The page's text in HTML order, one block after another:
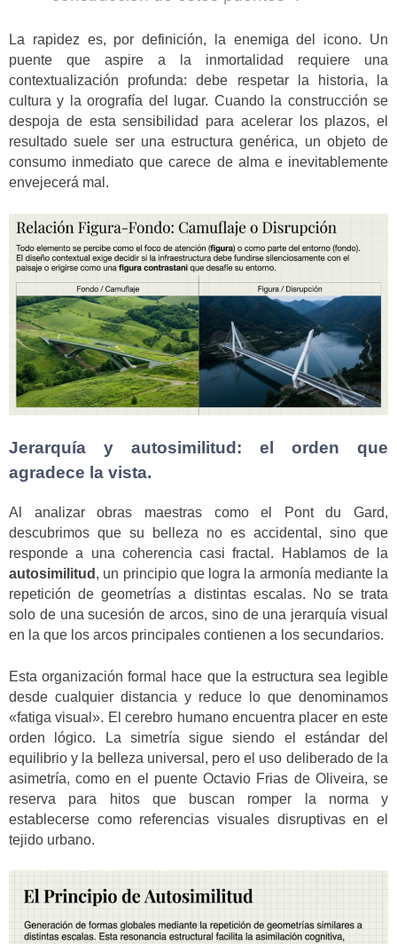
La rapidez es, por definición, la enemiga del icono. Un
puente que aspire a la inmortalidad requiere una
contextualización profunda: debe respetar la historia, la
cultura y la orografía del lugar. Cuando la construcción se
despoja de esta sensibilidad para acelerar los plazos, el
resultado suele ser una estructura genérica, un objeto de
consumo inmediato que carece de alma e inevitablemente
envejecerá mal.
Jerarquía y autosimilitud: el orden que
agradece la vista.
Al analizar obras maestras como el Pont du Gard,
descubrimos que su belleza no es accidental, sino que
responde a una coherencia casi fractal. Hablamos de la
autosimilitud , un principio que logra la armonía mediante la
repetición de geometrías a distintas escalas. No se trata
solo de una sucesión de arcos, sino de una jerarquía visual
en la que los arcos principales contienen a los secundarios.
Esta organización formal hace que la estructura sea legible
desde cualquier distancia y reduce lo que denominamos
«fatiga visual». El cerebro humano encuentra placer en este
orden lógico. La simetría sigue siendo el estándar del
equilibrio y la belleza universal, pero el uso deliberado de la
asimetría, como en el puente Octavio Frias de Oliveira, se
reserva para hitos que buscan romper la norma y
establecerse como referencias visuales disruptivas en el
tejido urbano.